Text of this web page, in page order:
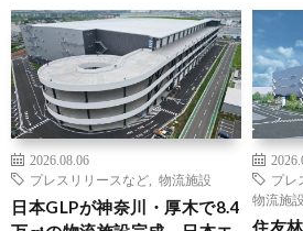
2026.08.06
プレスリリースなど
物流施設
日本GLPが神奈川・厚木で8.4
プレ
物流施設
住友